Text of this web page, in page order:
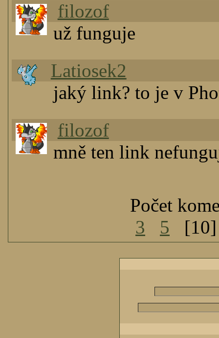
filozof
už funguje
Latiosek2
jaký link? to je v
filozof
mně ten link
Počet
3
5